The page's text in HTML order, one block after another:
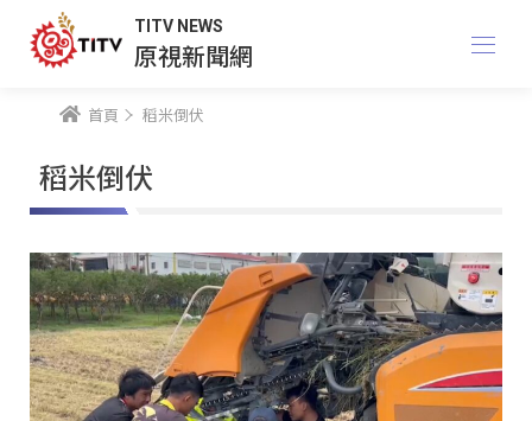
TITV NEWS
原視新聞網
首頁 稻米倒伏
稻米倒伏